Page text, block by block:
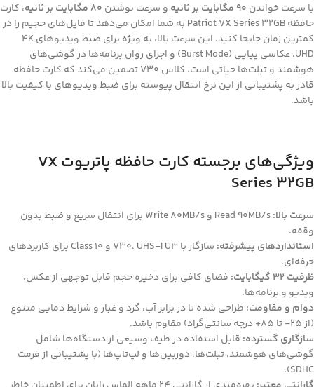
با سرعت خواندن 90 مگابایت بر ثانیه و سرعت نوشتن 80 مگابایت بر ثانیه
، کارت
حافظه Patriot VX Series 32GB به شما امکان می‌دهد تا فایل‌های حجیم را در
کمترین زمان جابجا کنید. این سرعت بالا، به ویژه برای ضبط ویدیوهای 4K
UHD، عکاسی پیاپی (Burst Mode) و اجرای روان برنامه‌ها در گوشی‌های
هوشمند و تبلت‌ها حیاتی است. کلاس V30 تضمین می‌کند که کارت حافظه
قادر به پشتیبانی از این نرخ انتقال پیوسته برای ضبط ویدیوهای با کیفیت بالا
باشد.
ویژگی‌های برجسته کارت حافظه پاتریوت VX
Series 32GB
سرعت بالا:
Read 90MB/s و Write 80MB/s برای انتقال سریع و ضبط بدون
وقفه.
استانداردهای پیشرفته:
سازگار با V30، UHS-I U3 و Class 10 برای کاربردهای
حرفه‌ای.
ظرفیت 32 گیگابایت:
فضای کافی برای ذخیره حجم قابل توجهی از عکس،
ویدیو و برنامه‌ها.
دوام و مقاومت: طراحی شده تا در برابر آب، گرد و غبار و شرایط دمایی متنوع
(از 25- تا 85+ درجه سانتی‌گراد) مقاوم باشد.
سازگاری گسترده: قابل استفاده در طیف وسیعی از دستگاه‌ها شامل
گوشی‌های هوشمند، تبلت‌ها، دوربین‌ها و لپ‌تاپ‌ها (با پشتیبانی از فرمت
SDHC).